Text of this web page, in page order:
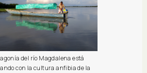
del río Magdalena está
con la cultura anfibia de la